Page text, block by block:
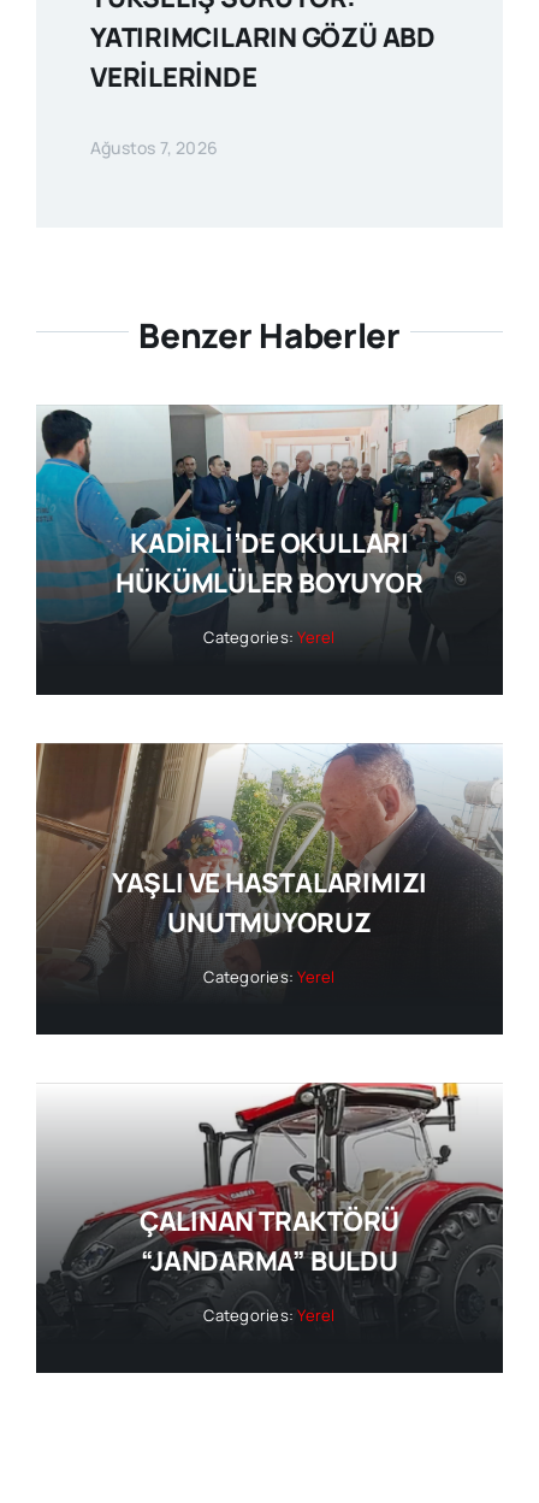
YATIRIMCILARIN GÖZÜ ABD
VERİLERİNDE
Ağustos 7, 2026
Benzer Haberler
KADİRLİ’DE OKULLARI
HÜKÜMLÜLER BOYUYOR
Categories:Yerel
YAŞLI VE HASTALARIMIZI
UNUTMUYORUZ
Categories:Yerel
ÇALINAN TRAKTÖRÜ
“JANDARMA” BULDU
Categories:Yerel